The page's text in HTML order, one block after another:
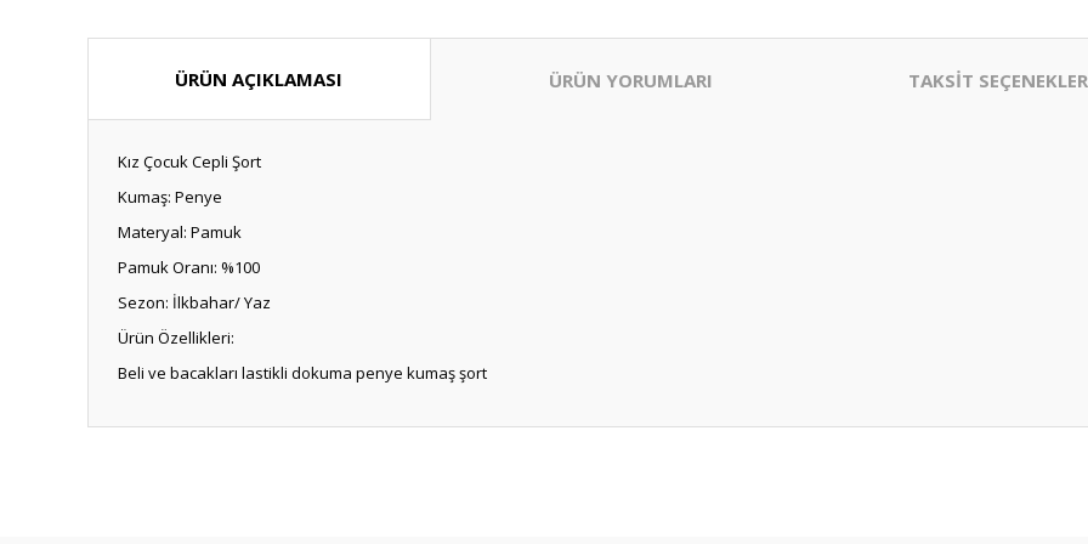
ÜRÜN AÇIKLAMASI ÜRÜN YORUMLARI TAKSİT
Kız Çocuk Cepli Şort
Kumaş: Penye
Materyal: Pamuk
Pamuk Oranı: %100
Sezon: İlkbahar/ Yaz
Ürün Özellikleri:
Beli ve bacakları lastikli dokuma penye kumaş şort